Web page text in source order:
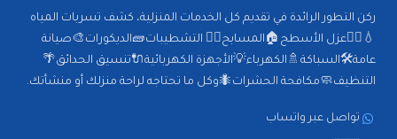
ركن التطور الرائدة في تقديم كل الخدمات المنزلية، كشف تسربات المياه
💧🕵️‍♂️عزل الأسطح🏠المسابح🏊‍♂️ التشطيبات🧱الديكورات🎨صيانة
عامة🛠️السباكة🚿الكهرباء💡الأجهزة الكهربائية🔌تنسيق الحدائق🌴
التنظيف🧼مكافحة الحشرات🐜وكل ما تحتاجه لراحة منزلك أو منشأتك.
تواصل عبر واتساب